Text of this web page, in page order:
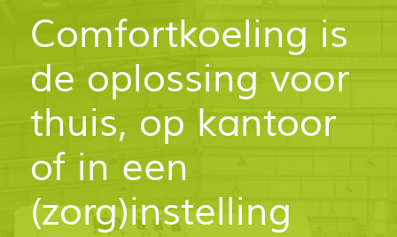
Comfortkoeling is
de oplossing voor
thuis, op kantoor
of in een
(zorg)instelling